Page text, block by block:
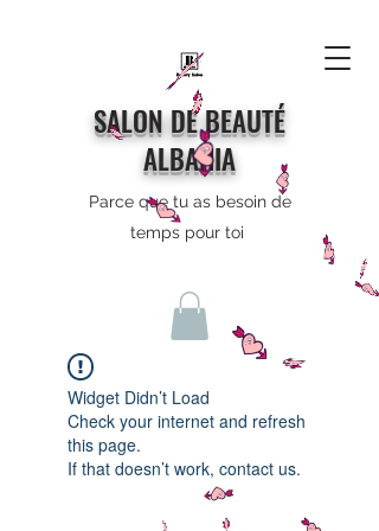
SALON DE BEAUTÉ
ALBAHIA
Parce que tu as besoin de
temps pour toi
Widget Didn’t Load
Check your internet and refresh
this page.
If that doesn’t work, contact us.